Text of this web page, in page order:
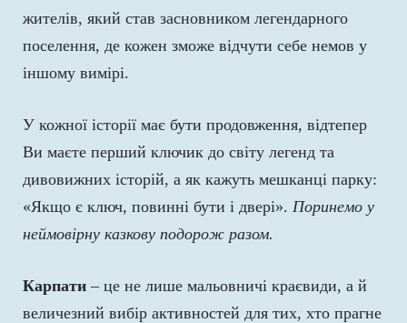
жителів, який став засновником легендарного
поселення, де кожен зможе відчути себе немов у
іншому вимірі.
У кожної історії має бути продовження, відтепер
Ви маєте перший ключик до світу легенд та
дивовижних історій, а як кажуть мешканці парку:
«Якщо є ключ, повинні бути і двері». Поринемо у
неймовірну казкову подорож разом.
Карпати – це не лише мальовничі краєвиди, а й
величезний вибір активностей для тих, хто прагне